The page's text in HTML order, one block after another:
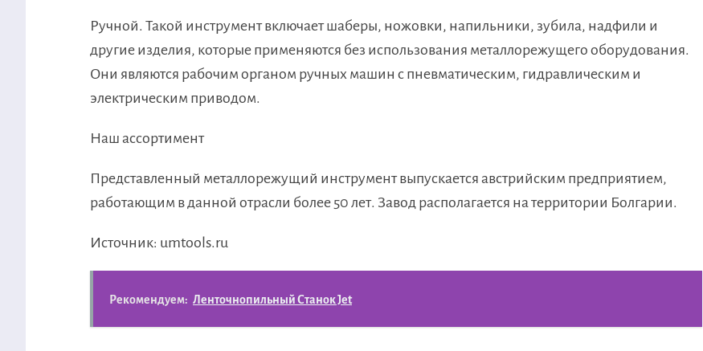
Ручной. Такой инструмент включает шаберы, ножовки, напильники, зубила, надфили и
другие изделия, которые применяются без использования металлорежущего оборудования.
Они являются рабочим органом ручных машин с пневматическим, гидравлическим и
электрическим приводом.
Наш ассортимент
Представленный металлорежущий инструмент выпускается австрийским предприятием,
работающим в данной отрасли более 50 лет. Завод располагается на территории Болгарии.
Источник: umtools.ru
Рекомендуем: Ленточнопильный Станок Jet